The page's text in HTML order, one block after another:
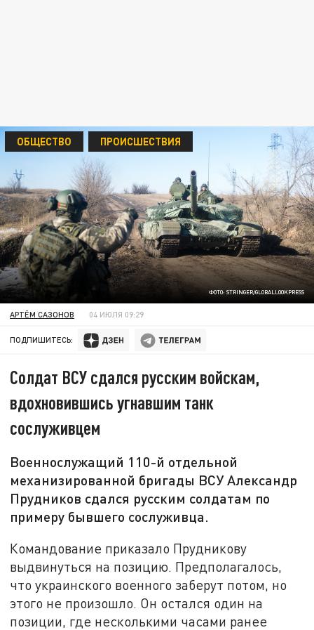
ФОТО: STRINGER/GLOBALLOOKPRESS
ОБЩЕСТВО ПРОИСШЕСТВИЯ
АРТЁМ САЗОНОВ 04 ИЮЛЯ 09:29
ПОДПИШИТЕСЬ:
Солдат ВСУ сдался русским войскам,
вдохновившись угнавшим танк
сослуживцем
Военнослужащий 110-й отдельной
механизированной бригады ВСУ Александр
Прудников сдался русским солдатам по
примеру бывшего сослуживца.
Командование приказало Прудникову
выдвинуться на позицию. Предполагалось,
что украинского военного заберут потом, но
этого не произошло. Он остался один на
позиции, где несколькими часами ранее